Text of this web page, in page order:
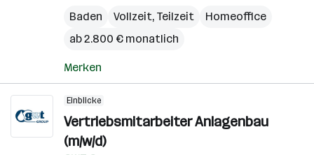
Baden
Vollzeit, Teilzeit
Homeoffice
ab 2.800 € monatlich
Merken
Einblicke
Vertriebsmitarbeiter Anlagenbau
(m/w/d)